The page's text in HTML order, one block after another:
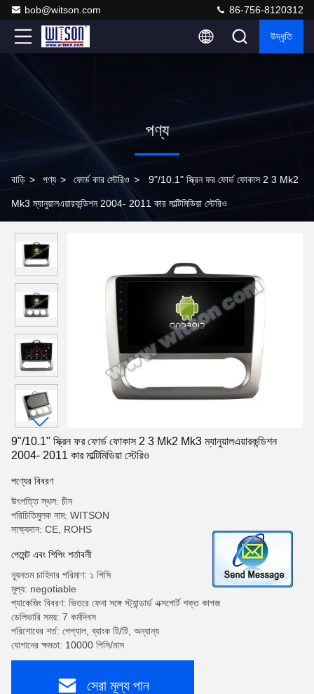
bob@witson.com 86-756-8120312
উদ্ধৃতি
পণ্য
বাড়ি > পণ্য > ফোর্ড কার স্টেরিও > 9"/10.1" স্ক্রিন ফর ফোর্ড ফোকাস 2 3 Mk2
Mk3 ম্যানুয়ালএয়ারকন্ডিশন 2004- 2011 কার মাল্টিমিডিয়া স্টেরিও
9"/10.1" স্ক্রিন ফর ফোর্ড ফোকাস 2 3 Mk2 Mk3 ম্যানুয়ালএয়ারকন্ডিশন
2004- 2011 কার মাল্টিমিডিয়া স্টেরিও
পণ্যের বিবরণ
উৎপত্তি স্থল: চীন
পরিচিতিমুলক নাম: WITSON
সাক্ষ্যদান: CE, ROHS
পেমেন্ট এবং শিপিং শর্তাবলী
ন্যূনতম চাহিদার পরিমাণ: ১ পিসি
মূল্য: negotiable
প্যাকেজিং বিবরণ: ভিতরে ফেনা সঙ্গে স্ট্যান্ডার্ড এক্সপোর্ট শক্ত কাগজ
ডেলিভারি সময়: 7 কর্মদিবস
পরিশোধের শর্ত: পেপ্যাল, ব্যাংক টি/টি, অন্যান্য
যোগানের ক্ষমতা: 10000 পিসি/মাস
সেরা মূল্য পান